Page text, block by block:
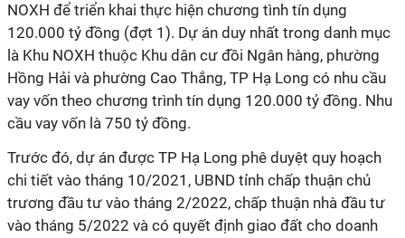
NOXH để triển khai thực hiện chương tình tín dụng
120.000 tỷ đồng (đợt 1). Dự án duy nhất trong danh mục
là Khu NOXH thuộc Khu dân cư đồi Ngân hàng, phường
Hồng Hải và phường Cao Thắng, TP Hạ Long có nhu cầu
vay vốn theo chương trình tín dụng 120.000 tỷ đồng. Nhu
cầu vay vốn là 750 tỷ đồng.
Trước đó, dự án được TP Hạ Long phê duyệt quy hoạch
chi tiết vào tháng 10/2021, UBND tỉnh chấp thuận chủ
trương đầu tư vào tháng 2/2022, chấp thuận nhà đầu tư
vào tháng 5/2022 và có quyết định giao đất cho doanh